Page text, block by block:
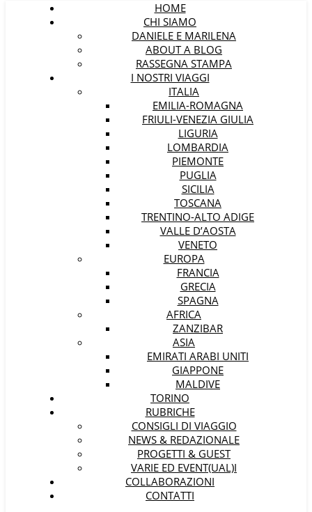
HOME
CHI SIAMO
DANIELE E MARILENA
ABOUT A BLOG
RASSEGNA STAMPA
I NOSTRI VIAGGI
ITALIA
EMILIA-ROMAGNA
FRIULI-VENEZIA GIULIA
LIGURIA
LOMBARDIA
PIEMONTE
PUGLIA
SICILIA
TOSCANA
TRENTINO-ALTO ADIGE
VALLE D’AOSTA
VENETO
EUROPA
FRANCIA
GRECIA
SPAGNA
AFRICA
ZANZIBAR
ASIA
EMIRATI ARABI UNITI
GIAPPONE
MALDIVE
TORINO
RUBRICHE
CONSIGLI DI VIAGGIO
NEWS & REDAZIONALE
PROGETTI & GUEST
VARIE ED EVENT(UAL)I
COLLABORAZIONI
CONTATTI